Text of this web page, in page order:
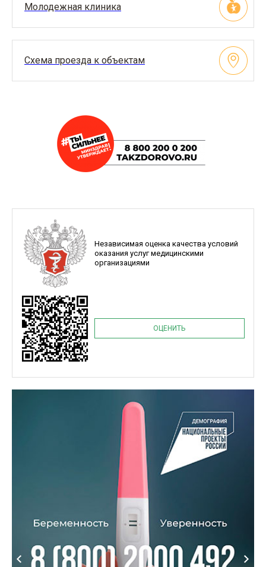
Молодежная клиника
Схема проезда к объектам
Независимая оценка качества условий
оказания услуг медицинскими
организациями
ОЦЕНИТЬ